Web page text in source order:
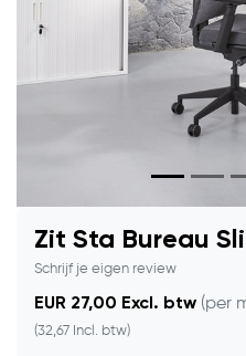
Zit Sta Bureau
Schrijf je eigen review
EUR 27,00 Excl. btw (per
(32,67 Incl. btw)